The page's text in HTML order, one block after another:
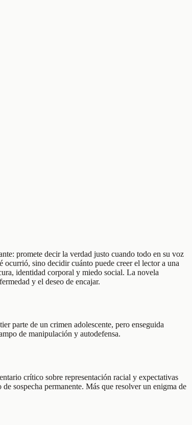
promete decir la verdad justo cuando todo en su voz
sino decidir cuánto puede creer el lector a una
identidad corporal y miedo social. La novela
y el deseo de encajar.
parte de un crimen adolescente, pero enseguida
de manipulación y autodefensa.
crítico sobre representación racial y expectativas
sospecha permanente. Más que resolver un enigma de